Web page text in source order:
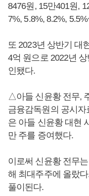
8476원, 15만401원,
7%, 5.8%, 8.2%,
또 2023년 상반기 대
4억 원으로 2022년
인됐다.
△아들 신윤황 전무,
금융감독원의 공시자
은 아들 신윤황 대현
만 주를 증여했다.
이로써 신윤황 전무
해 최대주주에 올랐
풀이된다.